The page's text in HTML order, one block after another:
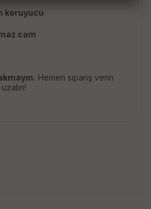
koruyucu
cam
Hemen sipariş verin